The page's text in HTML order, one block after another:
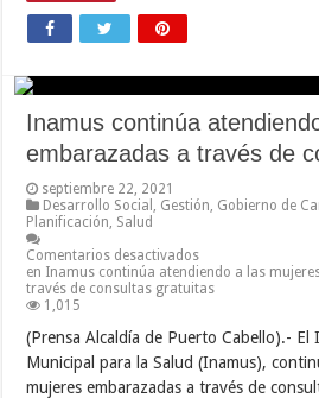
Inamus continúa
embarazadas a través de
septiembre 22, 2021
Desarrollo Social
Gestión Gobierno de
Planificación Salud
Comentarios desactivados
en Inamus continúa atendiendo a las
través de consultas gratuitas
1,015
(Prensa Alcaldía de Puerto Cabello).-
Municipal para la Salud (Inamus),
mujeres embarazadas a través de